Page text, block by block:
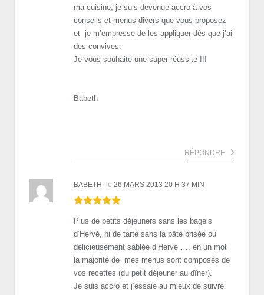
ma cuisine, je suis devenue accro à vos
conseils et menus divers que vous proposez
et je m’empresse de les appliquer dès que j’ai
des convives.
Je vous souhaite une super réussite !!!
Babeth
RÉPONDRE
BABETH le 26 MARS 2013 20 H 37 MIN
Plus de petits déjeuners sans les bagels
d’Hervé, ni de tarte sans la pâte brisée ou
délicieusement sablée d’Hervé …. en un mot
la majorité de mes menus sont composés de
vos recettes (du petit déjeuner au dîner).
Je suis accro et j’essaie au mieux de suivre